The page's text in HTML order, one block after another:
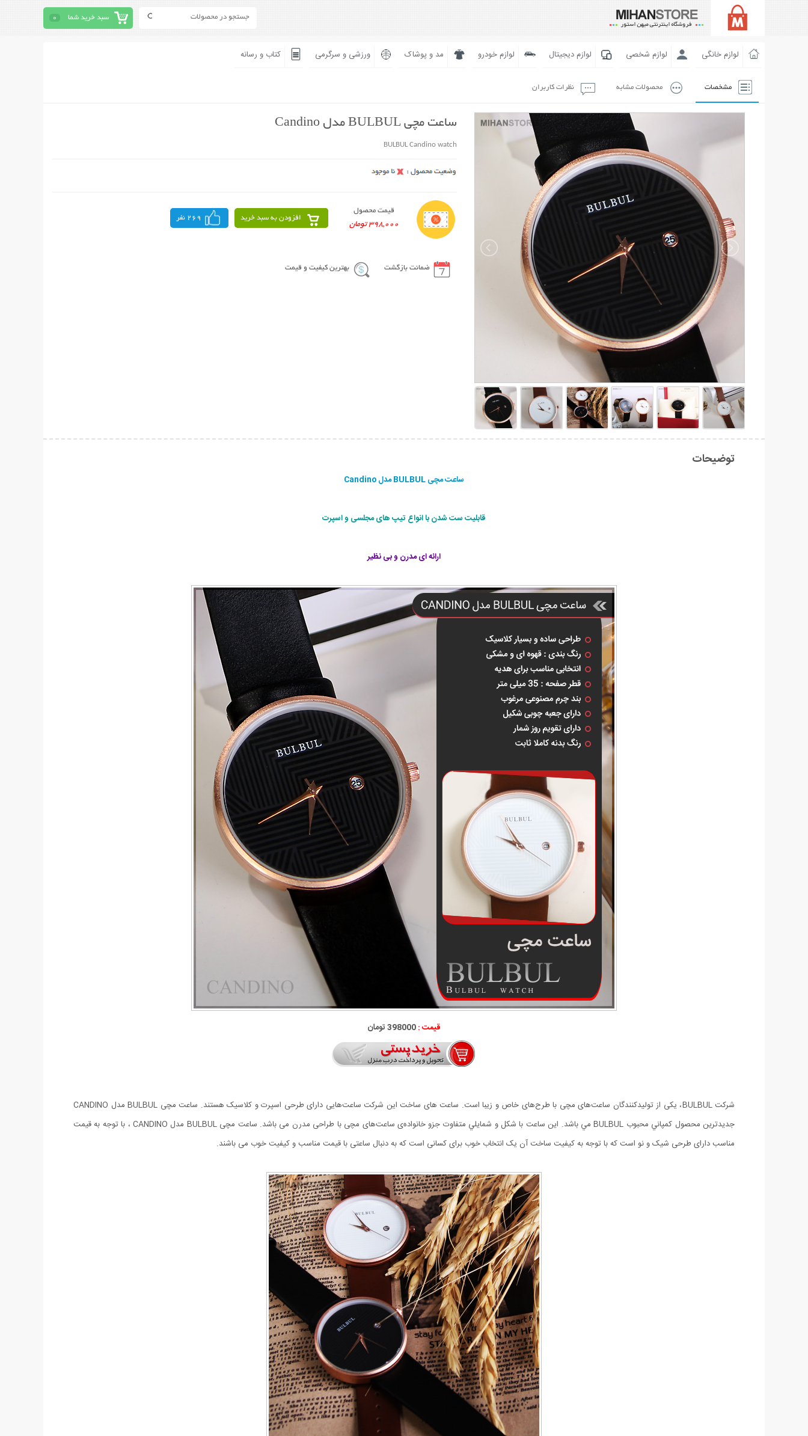
سبد خرید شما 0
لوازم خانگی لوازم شخصی لوازم دیجیتال لوازم خودرو مد و پوشاک ورزشی و سرگرمی کتاب و رسانه
مشخصات محصولات مشابه نظرات کاربران
ساعت مچی BULBUL مدل Candino
BULBUL Candino watch
قیمت محصول
398,000 تومان
افزودن به سبد خرید 269 نفر
ضمانت بازگشت بهترین کیفیت و قیمت
توضیحات
ساعت مچی BULBUL مدل Candino
قابلیت ست شدن با انواع تیپ های مجلسی و اسپرت
ارائه ای مدرن و بی نظير
قیمت :398000 تومان
شرکت BULBUL، یکی از تولیدکنندگان ساعت‌های مچی با طرح‌های خاص و زیبا است. ساعت های ساخت این شرکت ساعت‌هایی دارای طرحی اسپرت و کلاسیک هستند. ساعت مچی BULBUL مدل CANDINO
جديدترين محصول كمپاني محبوب BULBUL مي باشد. اين ساعت با شكل و شمايلي متفاوت جزو خانواده‌ی ساعت‌های مچی با طراحی مدرن می باشد. ساعت مچی BULBUL مدل CANDINO ، با توجه به قیمت
مناسب دارای طرحی شیک و نو است که با توجه به کیفیت ساخت آن یک انتخاب خوب برای کسانی است که به دنبال ساعتی با قیمت مناسب و کیفیت خوب می باشند.